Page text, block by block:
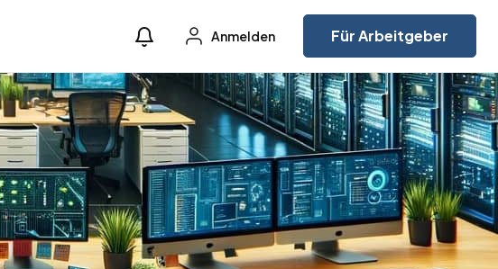
Anmelden Für Arbeitgeber